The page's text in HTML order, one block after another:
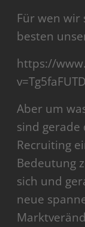
Für wen
besten
https://
Aber um
sind gerade
Recruiting
Bedeutung
sich und
neue